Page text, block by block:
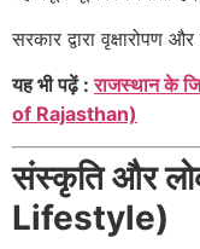
सरकार द्वारा वृक्षारोपण
यह भी पढ़ें :राजस्थान के
of Rajasthan)
संस्कृति और
Lifestyle)